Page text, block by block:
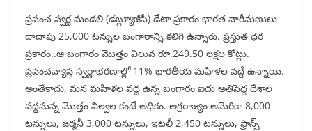
ప్రపంచ స్వర్ణ మండలి (డబ్ల్యూజీసీ) డేటా ప్రకారం భారత నారీమణులు
దాదాపు 25,000 టన్నుల బంగారాన్ని కలిగి ఉన్నారు. ప్రస్తుత ధర
ప్రకారం..ఆ బంగారం మొత్తం విలువ రూ.249.50 లక్షల కోట్లు.
ప్రపంచవ్యాప్త స్వర్ణాభరణాల్లో 11% భారతీయ మహిళల వద్దే ఉన్నాయి.
అంతేకాదు, మన మహిళల వద్ద ఉన్న బంగారం ఐదు అతిపెద్ద దేశాల
వద్దనున్న మొత్తం నిల్వల కంటే అధికం. అగ్రరాజ్యం అమెరికా 8,000
టన్నులు, జర్మనీ 3,000 టన్నులు, ఇటలీ 2,450 టన్నులు, ఫ్రాన్స్‌